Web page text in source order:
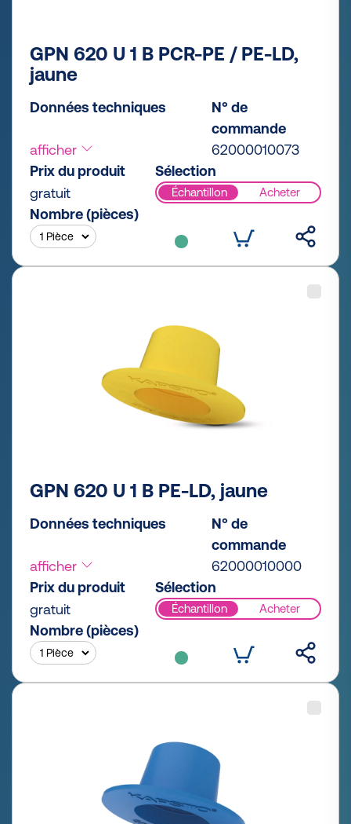
GPN 620 U 1 B PCR-PE / PE-LD,
jaune
Données techniques
afficher
N° de
commande
62000010073
Prix du produit
gratuit
Sélection
Échantillon Acheter
Nombre (pièces)
GPN 620 U 1 B PE-LD, jaune
Données techniques
afficher
N° de
commande
62000010000
Prix du produit
gratuit
Sélection
Échantillon Acheter
Nombre (pièces)